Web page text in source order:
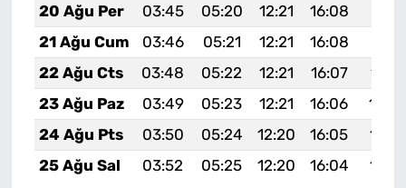
20 Ağu Per
03:45 05:20 12:21 16:08
21 Ağu Cum
03:46 05:21 12:21 16:08
22 Ağu Cts
03:48 05:22 12:21 16:07
19:10
23 Ağu Paz
03:49 05:23 12:21 16:06
24 Ağu Pts
03:50 05:24 12:20 16:05
25 Ağu Sal
03:52 05:25 12:20 16:04